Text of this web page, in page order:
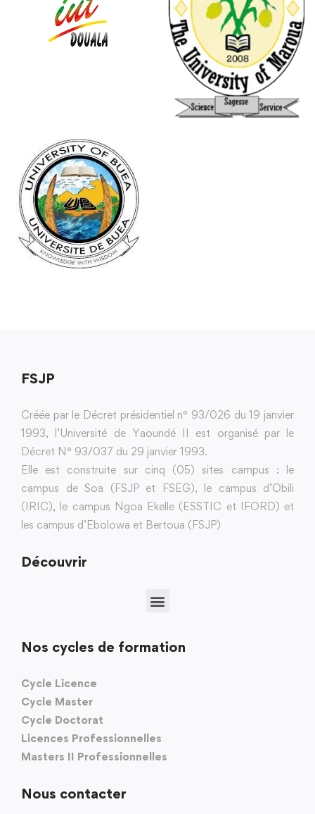
FSJP
Créée par le Décret présidentiel n° 93/026 du 19 janvier
1993, l’Université de Yaoundé II est organisé par le
Décret N° 93/037 du 29 janvier 1993.
Elle est construite sur cinq (05) sites campus : le
campus de Soa (FSJP et FSEG), le campus d’Obili
(IRIC), le campus Ngoa Ekelle (ESSTIC et IFORD) et
les campus d’Ebolowa et Bertoua (FSJP)
Découvrir
Nos cycles de formation
Cycle Licence
Cycle Master
Cycle Doctorat
Licences Professionnelles
Masters II Professionnelles
Nous contacter